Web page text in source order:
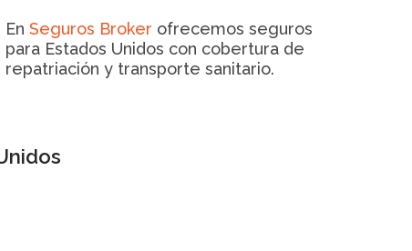
En Seguros Broker ofrecemos seguros
para Estados Unidos con cobertura de
repatriación y transporte sanitario.